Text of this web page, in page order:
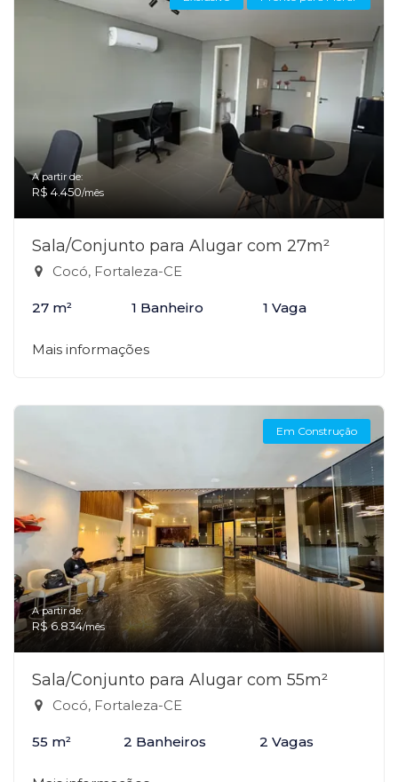
A partir de:
R$ 4.450/mês
Sala/Conjunto para Alugar com 27m²
Cocó, Fortaleza-CE
27 m² 1 Banheiro 1 Vaga
Mais informações
Em Construção
A partir de:
R$ 6.834/mês
Sala/Conjunto para Alugar com 55m²
Cocó, Fortaleza-CE
55 m² 2 Banheiros 2 Vagas